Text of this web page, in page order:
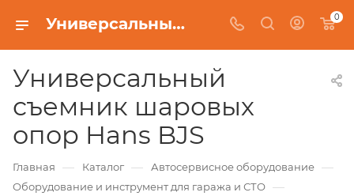
Универсальный съемник шаровых опор Hans BJS 0
Универсальный
съемник шаровых
опор Hans BJS
Главная — Каталог — Автосервисное оборудование —
Оборудование и инструмент для гаража и СТО —